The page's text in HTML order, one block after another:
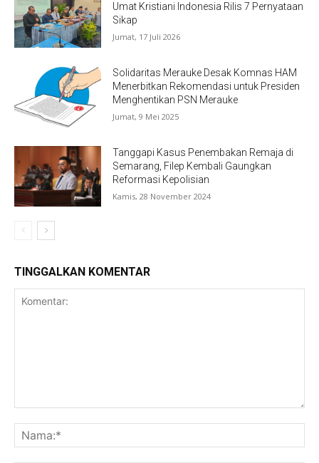
Umat Kristiani Indonesia Rilis 7 Pernyataan
Sikap
Jumat, 17 Juli 2026
Solidaritas Merauke Desak Komnas HAM
Menerbitkan Rekomendasi untuk Presiden
Menghentikan PSN Merauke
Jumat, 9 Mei 2025
Tanggapi Kasus Penembakan Remaja di
Semarang, Filep Kembali Gaungkan
Reformasi Kepolisian
Kamis, 28 November 2024
TINGGALKAN KOMENTAR